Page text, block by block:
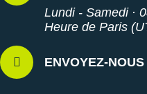
Lundi - Samedi ·
Heure de Paris
ENVOYEZ-